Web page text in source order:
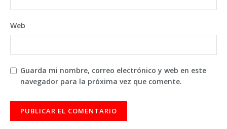
Web
Guarda mi nombre, correo electrónico y web en este
navegador para la próxima vez que comente.